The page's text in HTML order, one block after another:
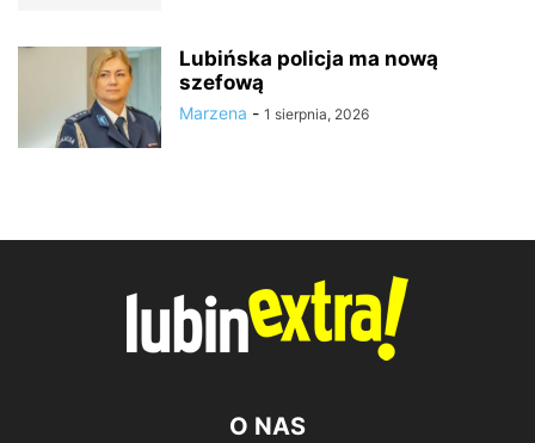
Lubińska policja ma nową
szefową
Marzena - 1 sierpnia, 2026
O NAS